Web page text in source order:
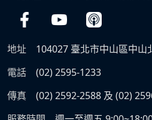
地址
104027 臺北市中山區中山
電話
(02) 2595-1233
傳真
(02) 2592-2588 及 (02)